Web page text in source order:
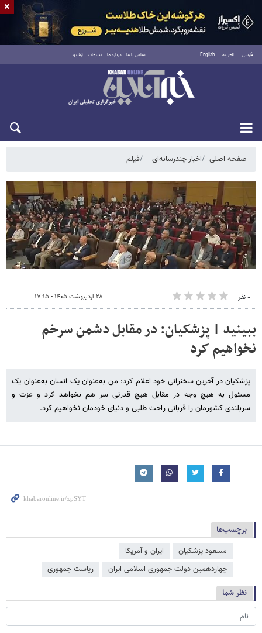
فارسی العربية English تماس با ما درباره ما تبلیغات آرشیو
یکشنبه ۱۸ مرداد ۱۴۰۵
صفحه اصلی اخبار چندرسانه‌ای فیلم
۰ نفر ۲۸ اردیبهشت ۱۴۰۵ - ۱۷:۱۵
ببینید | پزشکیان: در مقابل دشمن سرخم
نخواهیم کرد
پزشکیان در آخرین سخنرانی خود اعلام کرد: من به‌عنوان یک انسان به‌عنوان یک
مسئول به هیچ وجه در مقابل هیچ قدرتی سر هم نخواهد کرد و عزت و
سربلندی کشورمان را قربانی راحت طلبی و دنیای خودمان نخواهیم کرد.
برچسب‌ها
مسعود پزشکیان
ایران و آمریکا
چهاردهمین دولت جمهوری اسلامی ایران
ریاست جمهوری
نظر شما
×